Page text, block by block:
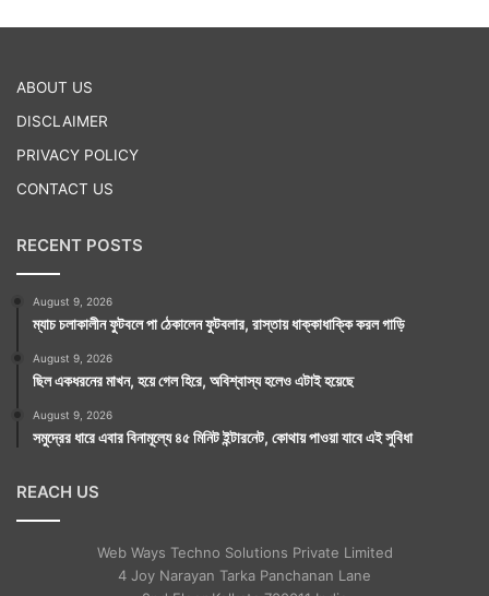
ABOUT US
DISCLAIMER
PRIVACY POLICY
CONTACT US
RECENT POSTS
August 9, 2026
ম্যাচ চলাকালীন ফুটবলে পা ঠেকালেন ফুটবলার, রাস্তায় ধাক্কাধাক্কি করল গাড়ি
August 9, 2026
ছিল একধরনের মাখন, হয়ে গেল হিরে, অবিশ্বাস্য হলেও এটাই হয়েছে
August 9, 2026
সমুদ্রের ধারে এবার বিনামূল্যে ৪৫ মিনিট ইন্টারনেট, কোথায় পাওয়া যাবে এই সুবিধা
REACH US
Web Ways Techno Solutions Private Limited
4 Joy Narayan Tarka Panchanan Lane